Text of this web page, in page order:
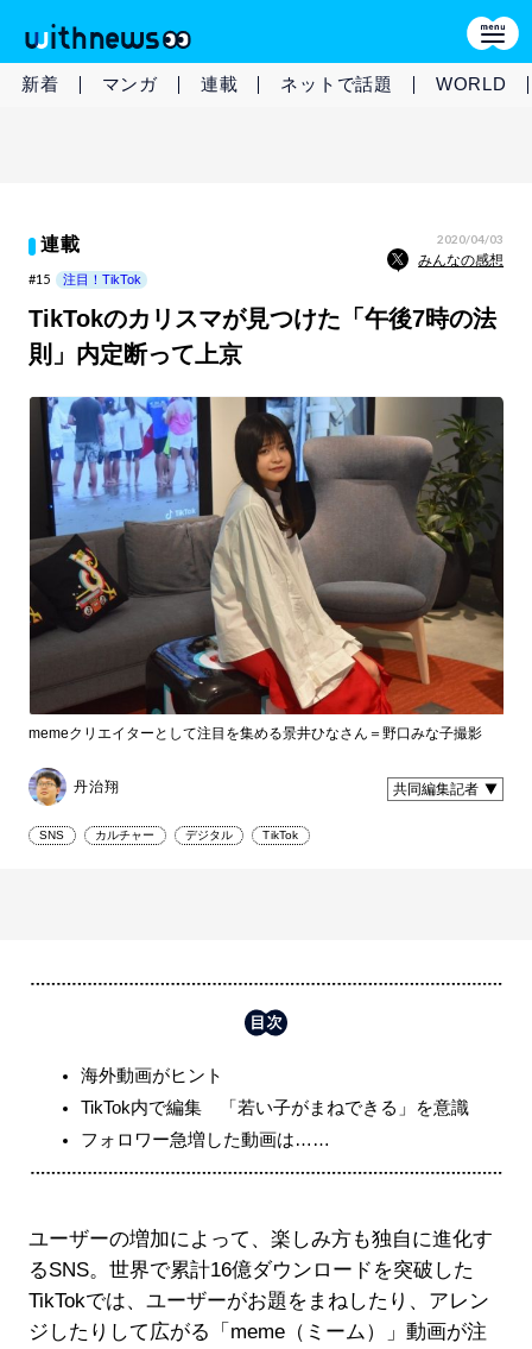
新着 マンガ 連載 ネットで話題 WORLD
連載 2020/04/03
みんなの感想
#15 注目！TikTok
TikTokのカリスマが見つけた「午後7時の法
則」内定断って上京
memeクリエイターとして注目を集める景井ひなさん＝野口みな子撮影
丹治翔 共同編集記者
SNS カルチャー デジタル TikTok
海外動画がヒント
TikTok内で編集 「若い子がまねできる」を意識
フォロワー急増した動画は……
ユーザーの増加によって、楽しみ方も独自に進化す
るSNS。世界で累計16億ダウンロードを突破した
TikTokでは、ユーザーがお題をまねしたり、アレン
ジしたりして広がる「meme（ミーム）」動画が注